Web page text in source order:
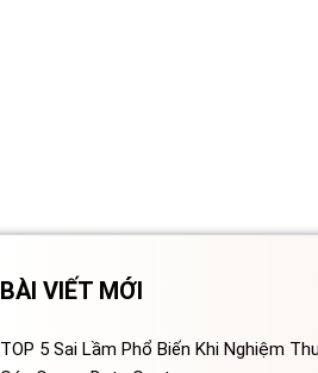
BÀI VIẾT MỚI
TOP 5 Sai Lầm Phổ Biến Khi Nghiệm Thu